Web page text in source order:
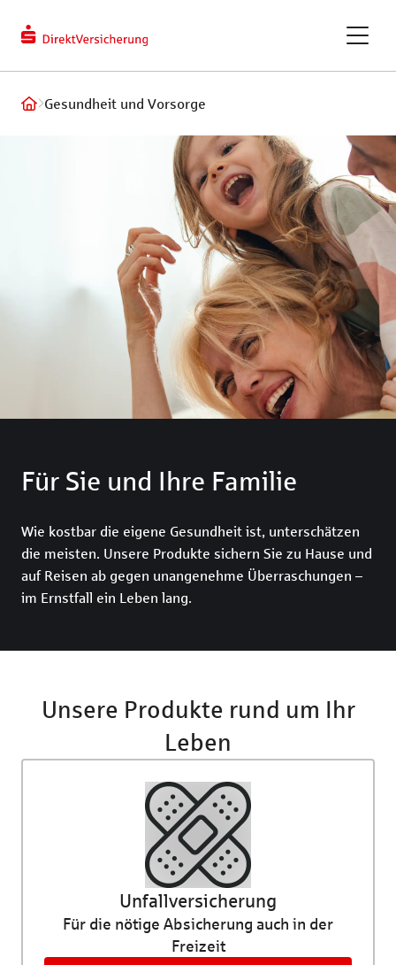
eVB-Nummer
GAPcare – die Kaufpreis­
ReparaturKostenSchutz
Fahrradversicherung
Recht und Haftung
Privathaftpflichtversicherung
Rechtsschutzversicherung
Tiere und
ändern
Gesundheit und Vorsorge
Für Sie und Ihre Familie
Wie kostbar die eigene Gesundheit ist, unterschätzen
die meisten. Unsere Produkte sichern Sie zu Hause und
auf Reisen ab gegen unangenehme Überraschungen –
im Ernstfall ein Leben lang.
Unsere Produkte rund um Ihr
Leben
Unfall­versicherung
Für die nötige Absicherung auch in der
Freizeit